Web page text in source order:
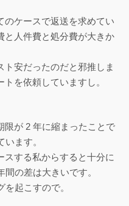
のケースで返送を求めてい
と人件費と処分費が大きか
ト安だったのだと邪推しま
を依頼していますし。
限が 2 年に縮まったことで
ます。
スする私からすると十分に
の差は大きいです。
起こすので。